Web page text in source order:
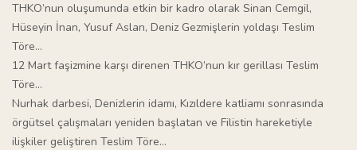
THKO’nun oluşumunda etkin bir kadro olarak Sinan Cemgil,
Hüseyin İnan, Yusuf Aslan, Deniz Gezmişlerin yoldaşı Teslim
Töre…
12 Mart faşizmine karşı direnen THKO’nun kır gerillası Teslim
Töre…
Nurhak darbesi, Denizlerin idamı, Kızıldere katliamı sonrasında
örgütsel çalışmaları yeniden başlatan ve Filistin hareketiyle
ilişkiler geliştiren Teslim Töre…